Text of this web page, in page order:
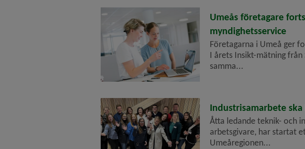
2025-04-23
Umeås företagare
myndighetsservice
Företagarna i Umeå ger
I årets Insikt-mätning från
samma...
2024-05-15
Industrisamarbete
Åtta ledande teknik- och
arbetsgivare, har startat
Umeåregionen...